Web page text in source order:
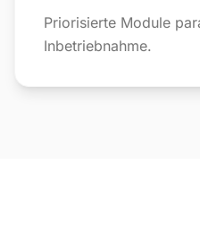
Priorisierte Module
Inbetriebnahme.